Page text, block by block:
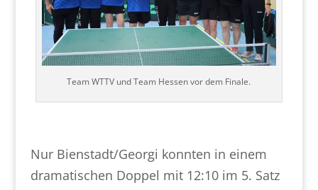
Team WTTV und Team Hessen vor dem Finale.
Nur Bienstadt/Georgi konnten in einem
dramatischen Doppel mit 12:10 im 5. Satz